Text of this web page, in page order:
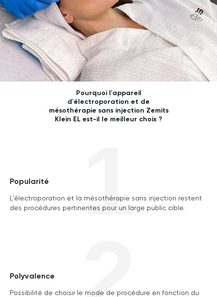
Pourquoi l'appareil
d'électroporation et de
mésothérapie sans injection Zemits
Klein EL est-il le meilleur choix ?
Popularité
L'électroporation et la mésothérapie sans injection restent
des procédures pertinentes pour un large public cible.
1
Polyvalence
Possibilité de choisir le mode de procédure en fonction du
2